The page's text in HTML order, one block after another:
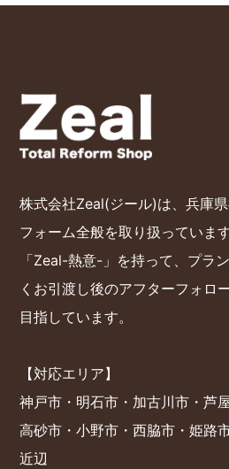
株式会社Zeal(ジール)は、兵庫
フォーム全般を取り扱っていま
「Zeal-熱意-」を持って、プラ
くお引渡し後のアフターフォロ
目指しています。
【対応エリア】
神戸市・明石市・加古川市・芦
高砂市・小野市・西脇市・姫路
近辺